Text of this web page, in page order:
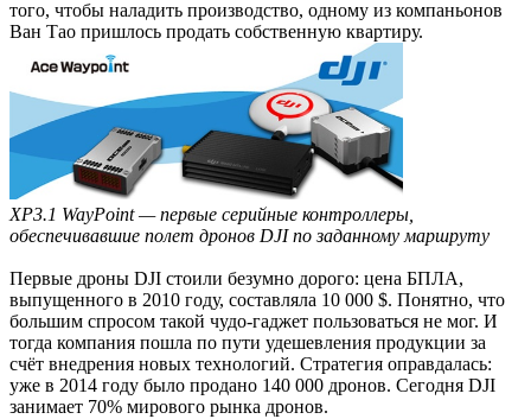
того, чтобы наладить производство, одному из компаньонов
Ван Тао пришлось продать собственную квартиру.
XP3.1 WayPoint — первые серийные контроллеры,
обеспечивавшие полет дронов DJI по заданному маршруту
Первые дроны DJI стоили безумно дорого: цена БПЛА,
выпущенного в 2010 году, составляла 10 000 $. Понятно, что
большим спросом такой чудо-гаджет пользоваться не мог. И
тогда компания пошла по пути удешевления продукции за
счёт внедрения новых технологий. Стратегия оправдалась:
уже в 2014 году было продано 140 000 дронов. Сегодня DJI
занимает 70% мирового рынка дронов.